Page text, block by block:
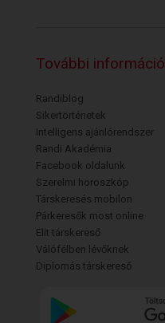
További információ
Randiblog
Sikertörténetek
Intelligens ajánlórendszer
Randi Akadémia
Facebook oldalunk
Szerelmi horoszkóp
Társkeresés mobilon
Párkeresők most online
Elit társkereső
Válófélben lévőknek
Diplomás társkereső